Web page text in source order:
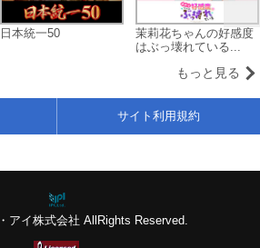
日本統一50
茉莉花ちゃんの好感度
はぶっ壊れている...
もっと見る
アイ株式会社 AllRights Reserved.
サイト利用規約